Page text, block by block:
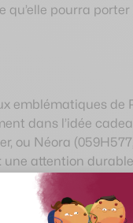
pourra
de
dans l’idée
ou Néora
une attention